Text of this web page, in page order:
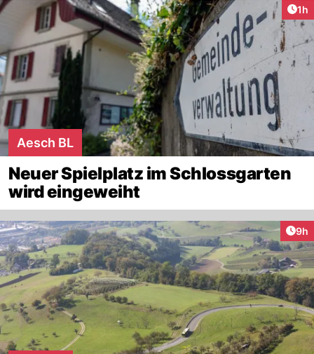
1h
Aesch BL
Neuer Spielplatz im Schlossgarten
wird eingeweiht
9h